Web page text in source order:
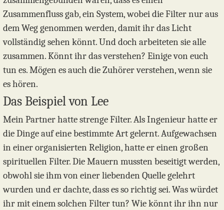
Zusammenfluss gab, ein System, wobei die Filter nur aus
dem Weg genommen werden, damit ihr das Licht
vollständig sehen könnt. Und doch arbeiteten sie alle
zusammen. Könnt ihr das verstehen? Einige von euch
tun es. Mögen es auch die Zuhörer verstehen, wenn sie
es hören.
Das Beispiel von Lee
Mein Partner hatte strenge Filter. Als Ingenieur hatte er
die Dinge auf eine bestimmte Art gelernt. Aufgewachsen
in einer organisierten Religion, hatte er einen großen
spirituellen Filter. Die Mauern mussten beseitigt werden,
obwohl sie ihm von einer liebenden Quelle gelehrt
wurden und er dachte, dass es so richtig sei. Was würdet
ihr mit einem solchen Filter tun? Wie könnt ihr ihn nur